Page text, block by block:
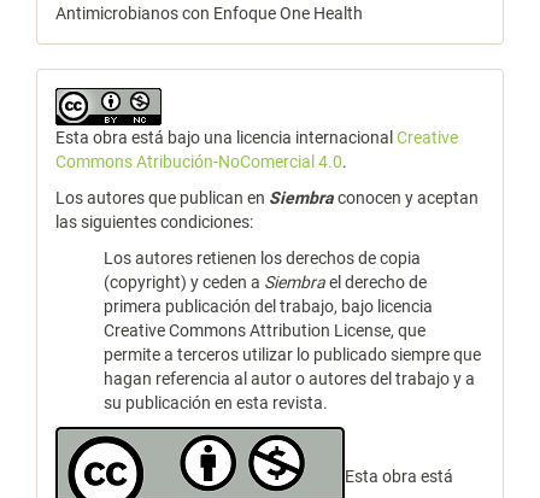
Antimicrobianos con Enfoque One Health
Esta obra está bajo una licencia internacionalCreative
Commons Atribución-NoComercial 4.0.
Los autores que publican en Siembraconocen y aceptan
las siguientes condiciones:
Los autores retienen los derechos de copia
(copyright) y ceden a Siembrael derecho de
primera publicación del trabajo, bajo licencia
Creative Commons Attribution License, que
permite a terceros utilizar lo publicado siempre que
hagan referencia al autor o autores del trabajo y a
su publicación en esta revista.
Esta obra está